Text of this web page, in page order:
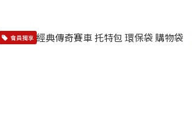
會員獨享